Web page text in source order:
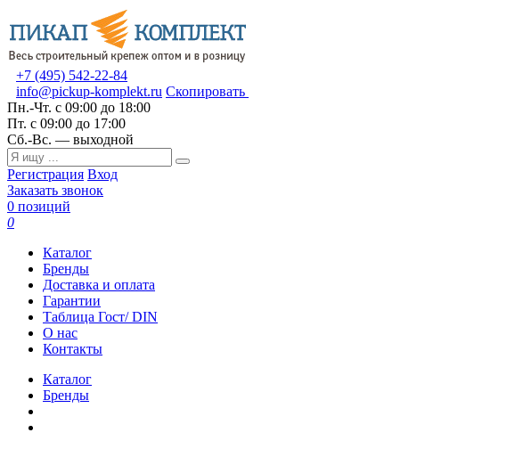
+7 (495) 542-22-84
info@pickup-komplekt.ru Скопировать
Пн.-Чт. с 09:00 до 18:00
Пт. с 09:00 до 17:00
Сб.-Вс. — выходной
Регистрация Вход
Заказать звонок
0 позиций
0
Каталог
Бренды
Доставка и оплата
Гарантии
Таблица Гост/ DIN
О нас
Контакты
Каталог
Бренды